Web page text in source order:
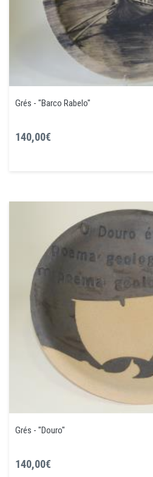
Grés - "Barco Rabelo"
140,00€
Grés - "Douro"
140,00€